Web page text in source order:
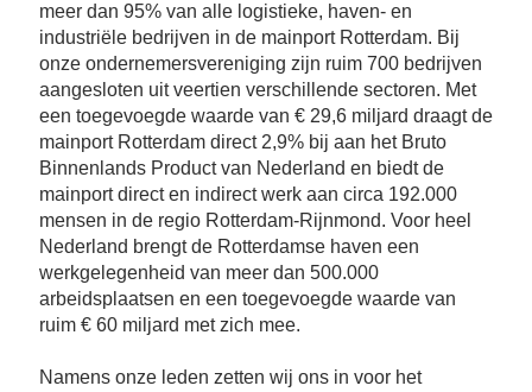
meer dan 95% van alle logistieke, haven- en
industriële bedrijven in de mainport Rotterdam. Bij
onze ondernemersvereniging zijn ruim 700 bedrijven
aangesloten uit veertien verschillende sectoren. Met
een toegevoegde waarde van € 29,6 miljard draagt de
mainport Rotterdam direct 2,9% bij aan het Bruto
Binnenlands Product van Nederland en biedt de
mainport direct en indirect werk aan circa 192.000
mensen in de regio Rotterdam-Rijnmond. Voor heel
Nederland brengt de Rotterdamse haven een
werkgelegenheid van meer dan 500.000
arbeidsplaatsen en een toegevoegde waarde van
ruim € 60 miljard met zich mee.
Namens onze leden zetten wij ons in voor het